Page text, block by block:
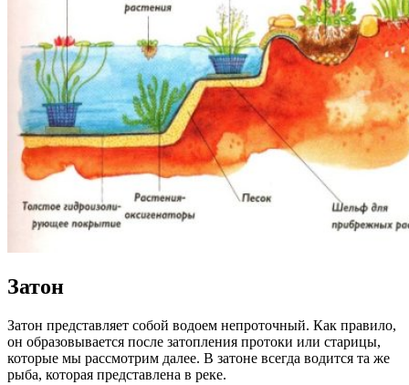
Затон
Затон представляет собой водоем непроточный. Как правило,
он образовывается после затопления протоки или старицы,
которые мы рассмотрим далее. В затоне всегда водится та же
рыба, которая представлена в реке.